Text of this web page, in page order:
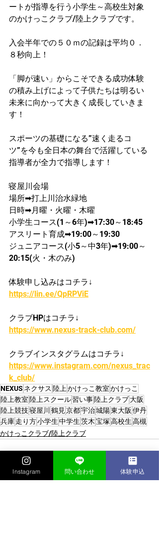
ートが指導を行う小学生～高校生対象
のかけっこクラブ/陸上クラブです。
入会半年での５０ｍの記録は平均０．
８秒向上！​
「脚が速い」からこそできる成功体験
の積み上げによって子供たちは明るい
未来に向かって大きく成長していきま
す！
スポーツの基礎になる”速く走るコ
ツ”を今も全日本の舞台で活躍している
指導者が​全力で指導します！
寝屋川会場
​場所➡打上川治水緑地
日時➡月曜・火曜・木曜
​小学生コース(1～6年)➡17:30～18:45
​アスリート育成➡19:00～19:30
ジュニアコース(小5～中3年)➡19:00～
20:15(火・木のみ)
体験申し込みはコチラ↓
https://lin.ee/QpRPViE
クラブHPはコチラ↓
https://www.nexus-track-club.com/
クラブインスタグラムはコチラ↓
https://www.instagram.com/nexus_trac
k_club/
NEXUS ネクサス 陸上かけっこ教室かけっこ
陸上教室 陸上スクール習い事陸上クラブ大阪
陸上競技寝屋川 鶴見京都宇治城陽東大阪 伊丹
兵庫走り方小学生中学生茨木宝塚高校生高槻
かけっこクラブ/陸上クラブ
Instagram 問い合わせ 体験申込